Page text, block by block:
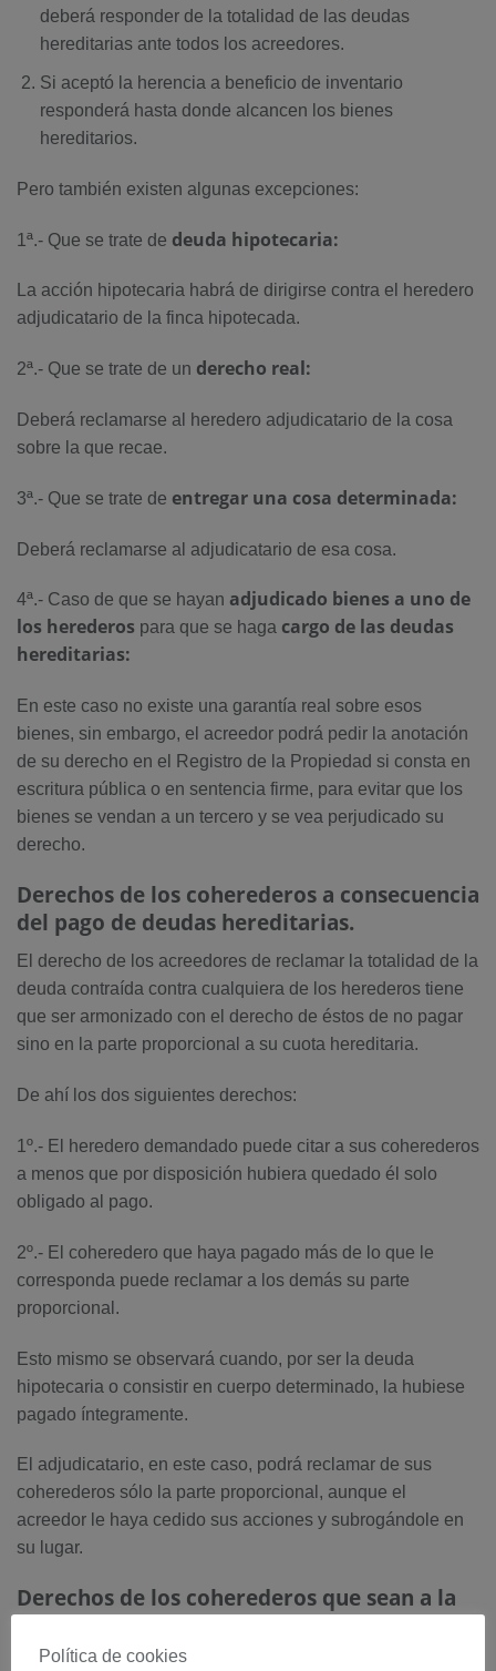
deberá responder de la totalidad de las deudas
hereditarias ante todos los acreedores.
Si aceptó la herencia a beneficio de inventario
responderá hasta donde alcancen los bienes
hereditarios.
Pero también existen algunas excepciones:
1ª.- Que se trate de deuda hipotecaria:
La acción hipotecaria habrá de dirigirse contra el heredero
adjudicatario de la finca hipotecada.
2ª.- Que se trate de un derecho real:
Deberá reclamarse al heredero adjudicatario de la cosa
sobre la que recae.
3ª.- Que se trate de entregar una cosa determinada:
Deberá reclamarse al adjudicatario de esa cosa.
4ª.- Caso de que se hayan adjudicado bienes a uno de
los herederos para que se haga cargo de las deudas
hereditarias:
En este caso no existe una garantía real sobre esos
bienes, sin embargo, el acreedor podrá pedir la anotación
de su derecho en el Registro de la Propiedad si consta en
escritura pública o en sentencia firme, para evitar que los
bienes se vendan a un tercero y se vea perjudicado su
derecho.
Derechos de los coherederos a consecuencia
del pago de deudas hereditarias.
El derecho de los acreedores de reclamar la totalidad de la
deuda contraída contra cualquiera de los herederos tiene
que ser armonizado con el derecho de éstos de no pagar
sino en la parte proporcional a su cuota hereditaria.
De ahí los dos siguientes derechos:
1º.- El heredero demandado puede citar a sus coherederos
a menos que por disposición hubiera quedado él solo
obligado al pago.
2º.- El coheredero que haya pagado más de lo que le
corresponda puede reclamar a los demás su parte
proporcional.
Esto mismo se observará cuando, por ser la deuda
hipotecaria o consistir en cuerpo determinado, la hubiese
pagado íntegramente.
El adjudicatario, en este caso, podrá reclamar de sus
coherederos sólo la parte proporcional, aunque el
acreedor le haya cedido sus acciones y subrogándole en
su lugar.
Derechos de los coherederos que sean a la
Podránreclamar a los demás el pago de su cr
Política de cookies